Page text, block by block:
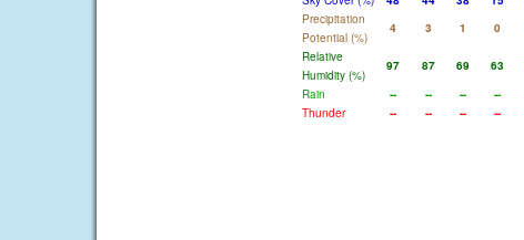
Precipitation
Potential (%)
4 3 1 0
Relative
Humidity (%)
97 87 69 63
Rain
-- -- -- --
Thunder
-- -- -- --